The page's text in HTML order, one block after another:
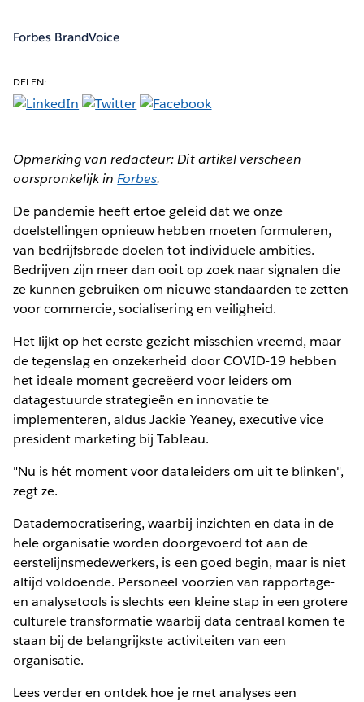
Forbes BrandVoice
DELEN:
Opmerking van redacteur: Dit artikel verscheen
oorspronkelijk inForbes.
De pandemie heeft ertoe geleid dat we onze
doelstellingen opnieuw hebben moeten formuleren,
van bedrijfsbrede doelen tot individuele ambities.
Bedrijven zijn meer dan ooit op zoek naar signalen die
ze kunnen gebruiken om nieuwe standaarden te zetten
voor commercie, socialisering en veiligheid.
Het lijkt op het eerste gezicht misschien vreemd, maar
de tegenslag en onzekerheid door COVID-19 hebben
het ideale moment gecreëerd voor leiders om
datagestuurde strategieën en innovatie te
implementeren, aldus Jackie Yeaney, executive vice
president marketing bij Tableau.
"Nu is hét moment voor dataleiders om uit te blinken",
zegt ze.
Datademocratisering, waarbij inzichten en data in de
hele organisatie worden doorgevoerd tot aan de
eerstelijnsmedewerkers, is een goed begin, maar is niet
altijd voldoende. Personeel voorzien van rapportage-
en analysetools is slechts een kleine stap in een grotere
culturele transformatie waarbij data centraal komen te
staan bij de belangrijkste activiteiten van een
organisatie.
Lees verder en ontdek hoe je met analyses een